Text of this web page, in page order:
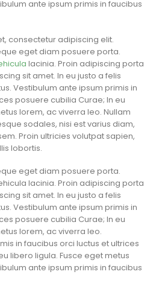
ante ipsum primis in faucibus
consectetur adipiscing elit.
eget diam posuere porta.
lacinia. Proin adipiscing porta
sit amet. In eu justo a felis
Vestibulum ante ipsum primis in
posuere cubilia Curae; In eu
lorem, ac viverra leo. Nullam
sodales, nisi est varius diam,
Proin ultricies volutpat sapien,
lobortis.
eget diam posuere porta.
lacinia. Proin adipiscing porta
sit amet. In eu justo a felis
Vestibulum ante ipsum primis in
posuere cubilia Curae; In eu
lorem, ac viverra leo.
in faucibus orci luctus et ultrices
libero ligula. Fusce eget metus
ante ipsum primis in faucibus